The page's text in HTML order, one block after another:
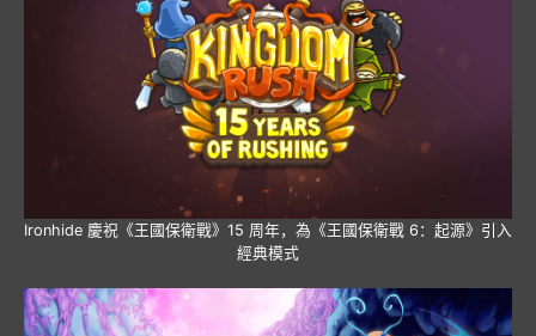
Ironhide 慶祝《王國保衛戰》15 周年，為《王國保衛戰 6：起源》引入
經典模式